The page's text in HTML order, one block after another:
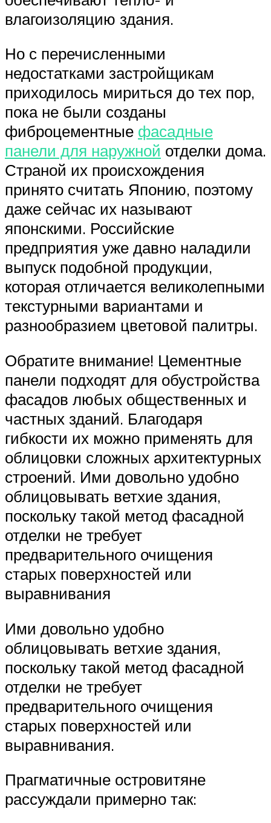
влагоизоляцию здания.
Но с перечисленными
недостатками застройщикам
приходилось мириться до тех пор,
пока не были созданы
фиброцементные фасадные
панели для наружной отделки дома.
Страной их происхождения
принято считать Японию, поэтому
даже сейчас их называют
японскими. Российские
предприятия уже давно наладили
выпуск подобной продукции,
которая отличается великолепными
текстурными вариантами и
разнообразием цветовой палитры.
Обратите внимание! Цементные
панели подходят для обустройства
фасадов любых общественных и
частных зданий. Благодаря
гибкости их можно применять для
облицовки сложных архитектурных
строений. Ими довольно удобно
облицовывать ветхие здания,
поскольку такой метод фасадной
отделки не требует
предварительного очищения
старых поверхностей или
выравнивания
Ими довольно удобно
облицовывать ветхие здания,
поскольку такой метод фасадной
отделки не требует
предварительного очищения
старых поверхностей или
выравнивания.
Прагматичные островитяне
рассуждали примерно так: